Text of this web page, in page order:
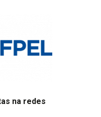
na redes